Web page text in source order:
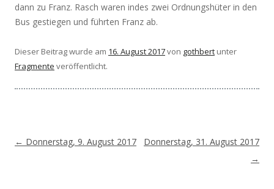
dann zu Franz. Rasch waren indes zwei Ordnungshüter in den
Bus gestiegen und führten Franz ab.
Dieser Beitrag wurde am 16. August 2017von gothbert unter
Fragmente veröffentlicht.
Beitragsnavigation
← Donnerstag, 9. August 2017
Donnerstag, 31. August 2017
→